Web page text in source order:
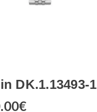
DK.1.13493-1
€